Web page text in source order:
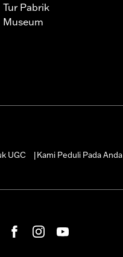
Tur Pabrik
Museum
UGC Kami Peduli Pada Anda